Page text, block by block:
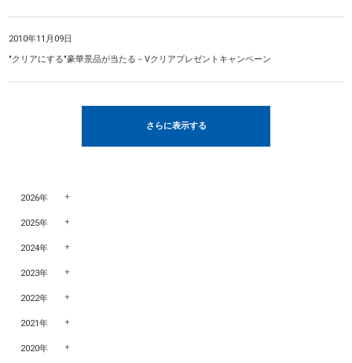
2010年11月09日
"クリアにする"豪華景品が当たる－Vクリアプレゼントキャンペーン
さらに表示する
2026年
2025年
2024年
2023年
2022年
2021年
2020年